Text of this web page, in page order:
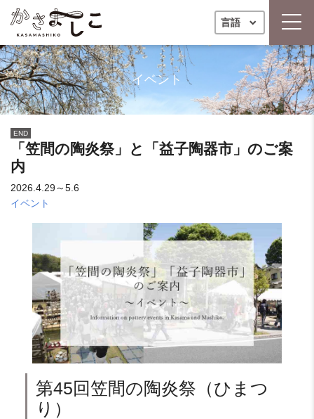
言語
イベント
END
「笠間の陶炎祭」と「益子陶器市」のご案
内
2026.4.29～5.6
イベント
第45回笠間の陶炎祭（ひまつ
り）